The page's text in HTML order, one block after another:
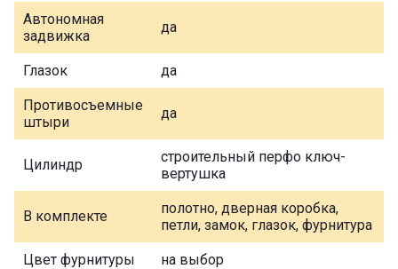
Автономная
задвижка
да
Глазок да
Противосъемные
штыри
да
Цилиндр
строительный перфо ключ-
вертушка
В комплекте
полотно, дверная коробка,
петли, замок, глазок, фурнитура
Цвет фурнитуры на выбор